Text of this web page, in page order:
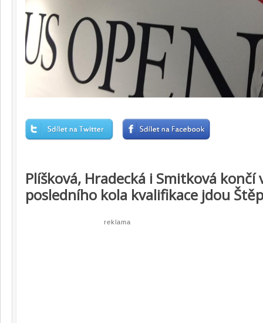
Plíšková, Hradecká i Smitková končí
posledního kola kvalifikace jdou
reklama